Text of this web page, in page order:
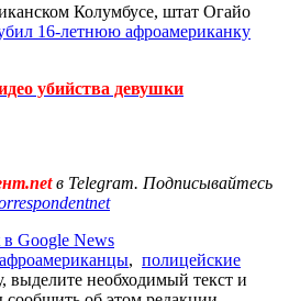
Колумбусе, штат Огайо
16-летнюю афроамериканку
убийства девушки
в Telegram. Подписывайтесь
в Google News
афроамериканцы, полицейские
выделите необходимый текст и